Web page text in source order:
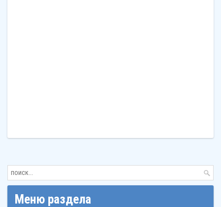
Меню раздела